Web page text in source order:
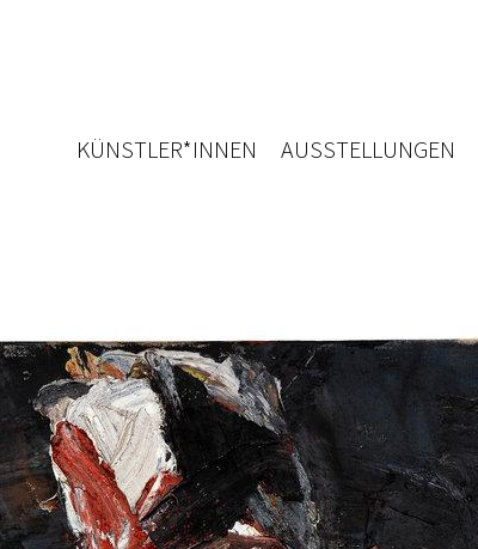
KÜNSTLER*INNEN
AUSSTELLUNGEN